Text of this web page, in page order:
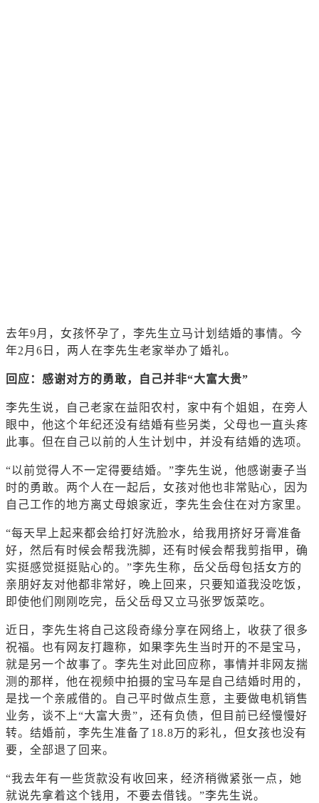
去年9月，女孩怀孕了，李先生立马计划结婚的事情。今
年2月6日，两人在李先生老家举办了婚礼。
回应：感谢对方的勇敢，自己并非“大富大贵”
李先生说，自己老家在益阳农村，家中有个姐姐，在旁人
眼中，他这个年纪还没有结婚有些另类，父母也一直头疼
此事。但在自己以前的人生计划中，并没有结婚的选项。
“以前觉得人不一定得要结婚。”李先生说，他感谢妻子当
时的勇敢。两个人在一起后，女孩对他也非常贴心，因为
自己工作的地方离丈母娘家近，李先生会住在对方家里。
“每天早上起来都会给打好洗脸水，给我用挤好牙膏准备
好，然后有时候会帮我洗脚，还有时候会帮我剪指甲，确
实挺感觉挺挺贴心的。”李先生称，岳父岳母包括女方的
亲朋好友对他都非常好，晚上回来，只要知道我没吃饭，
即使他们刚刚吃完，岳父岳母又立马张罗饭菜吃。
近日，李先生将自己这段奇缘分享在网络上，收获了很多
祝福。也有网友打趣称，如果李先生当时开的不是宝马，
就是另一个故事了。李先生对此回应称，事情并非网友揣
测的那样，他在视频中拍摄的宝马车是自己结婚时用的，
是找一个亲戚借的。自己平时做点生意，主要做电机销售
业务，谈不上“大富大贵”，还有负债，但目前已经慢慢好
转。结婚前，李先生准备了18.8万的彩礼，但女孩也没有
要，全部退了回来。
“我去年有一些货款没有收回来，经济稍微紧张一点，她
就说先拿着这个钱用，不要去借钱。”李先生说。